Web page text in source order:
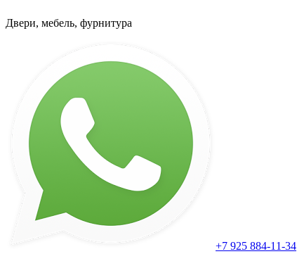
Двери, мебель, фурнитура
+7 925 884-11-34